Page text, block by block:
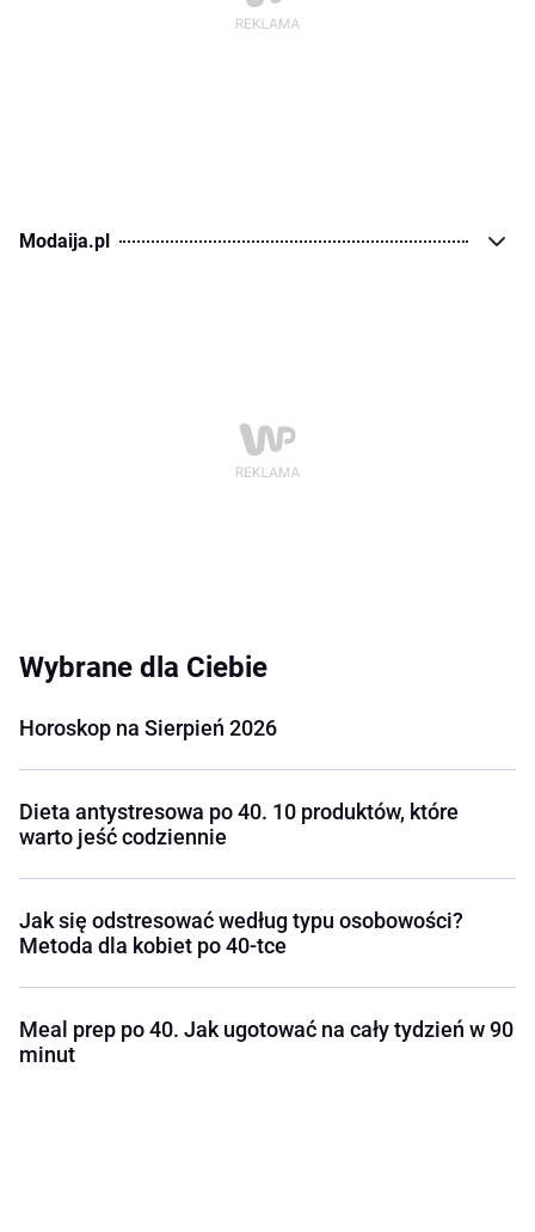
Modaija.pl
Wybrane dla Ciebie
Horoskop na Sierpień 2026
Dieta antystresowa po 40. 10 produktów, które
warto jeść codziennie
Jak się odstresować według typu osobowości?
Metoda dla kobiet po 40-tce
Meal prep po 40. Jak ugotować na cały tydzień w 90
minut